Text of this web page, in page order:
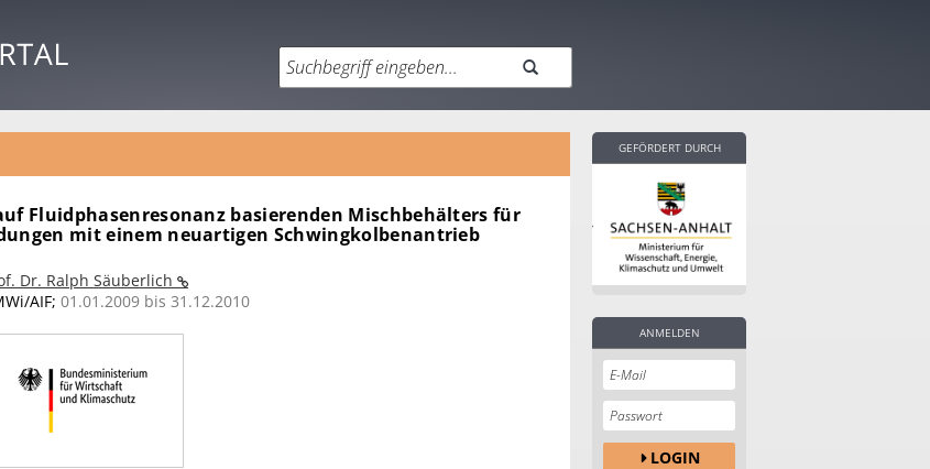
Fluidphasenresonanz basierenden Mischbehälters für
mit einem neuartigen Schwingkolbenantrieb
Dr. Ralph Säuberlich
AIF; 01.01.2009 bis 31.12.2010
GEFÖRDERT DURCH
ANMELDEN
LOGIN